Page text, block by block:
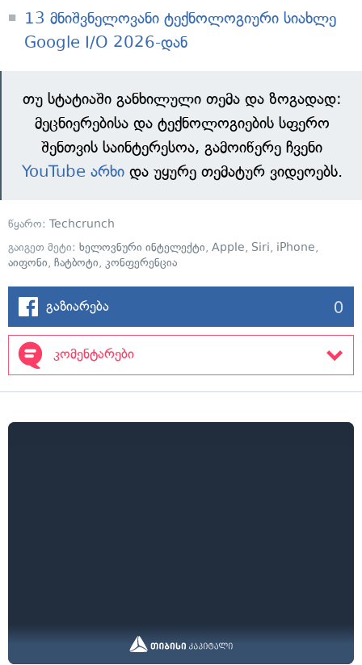
13 მნიშვნელოვანი ტექნოლოგიური სიახლე
Google I/O 2026-დან
თუ სტატიაში განხილული თემა და ზოგადად:
მეცნიერებისა და ტექნოლოგიების სფერო
შენთვის საინტერესოა, გამოიწერე ჩვენი
YouTube არხიდა უყურე თემატურ ვიდეოებს.
წყარო: Techcrunch
გაიგეთ მეტი: ხელოვნური ინტელექტი, Apple, Siri, iPhone,
აიფონი, ჩატბოტი, კონფერენცია
გაზიარება 0
კომენტარები